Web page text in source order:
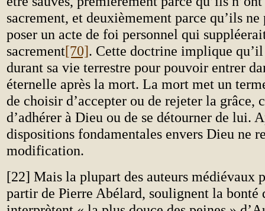
sacrement, et deuxièmement parce qu’ils ne
poser un acte de foi personnel qui
sacrement[70]. Cette doctrine implique
durant sa vie terrestre pour pouvoir entrer
éternelle après la mort. La mort met un
de choisir d’accepter ou de rejeter la grâce,
d’adhérer à Dieu ou de se détourner de lui.
dispositions fondamentales envers Dieu ne
modification.
[22] Mais la plupart des auteurs médiévaux
partir de Pierre Abélard, soulignent la bonté